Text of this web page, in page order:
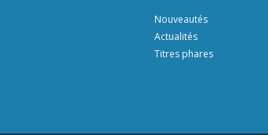
Nouveautés
Actualités
Titres phares